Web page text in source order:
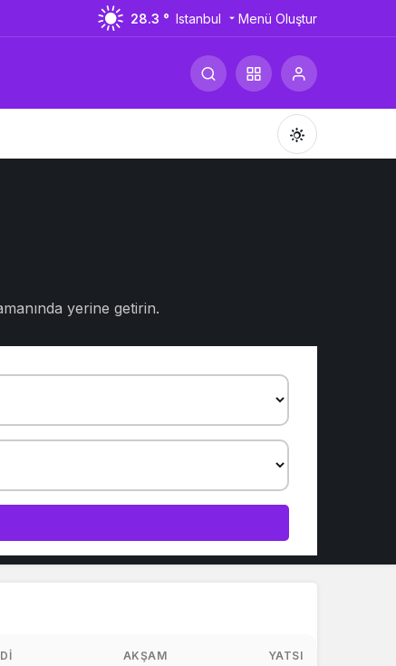
28.3 ° Istanbul Menü Oluştur
Gece Modu
Sistem Modu
Sistem modunu seçin.
yerine getirin.
AKŞAM YATSI